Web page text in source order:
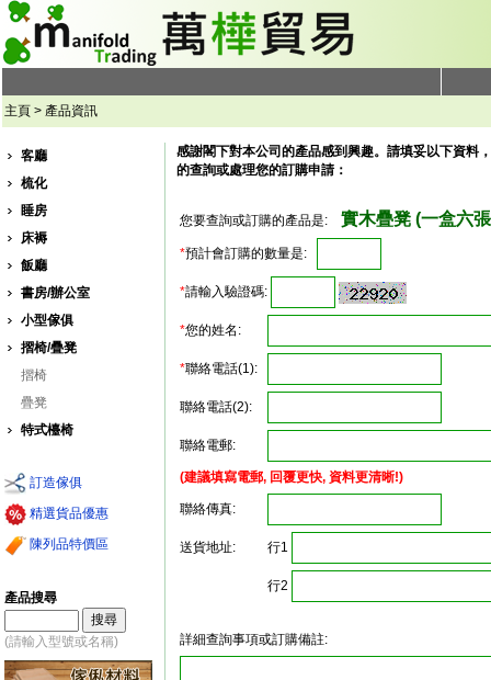
主頁 > 產品資訊
客廳
梳化
睡房
床褥
飯廳
書房/辦公室
小型傢俱
摺椅/疊凳
摺椅
疊凳
特式檯椅
訂造傢俱
精選貨品優惠
陳列品特價區
產品搜尋
(請輸入型號或名稱)
感謝閣下對本公司的產品感到興趣。請填妥以下資料
的查詢或處理您的訂購申請：
您要查詢或訂購的產品是: 實木疊凳 (一盒六
*預計會訂購的數量是:
*請輸入驗證碼:
*您的姓名:
*聯絡電話(1):
聯絡電話(2):
聯絡電郵:
(建議填寫電郵, 回覆更快, 資料更清晰!)
聯絡傳真:
送貨地址: 行1
行2
詳細查詢事項或訂購備註: